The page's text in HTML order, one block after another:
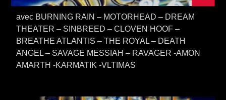
avec BURNING RAIN – MOTORHEAD – DREAM
THEATER – SINBREED – CLOVEN HOOF –
BREATHE ATLANTIS – THE ROYAL – DEATH
ANGEL – SAVAGE MESSIAH – RAVAGER -AMON
AMARTH -KARMATIK -VLTIMAS